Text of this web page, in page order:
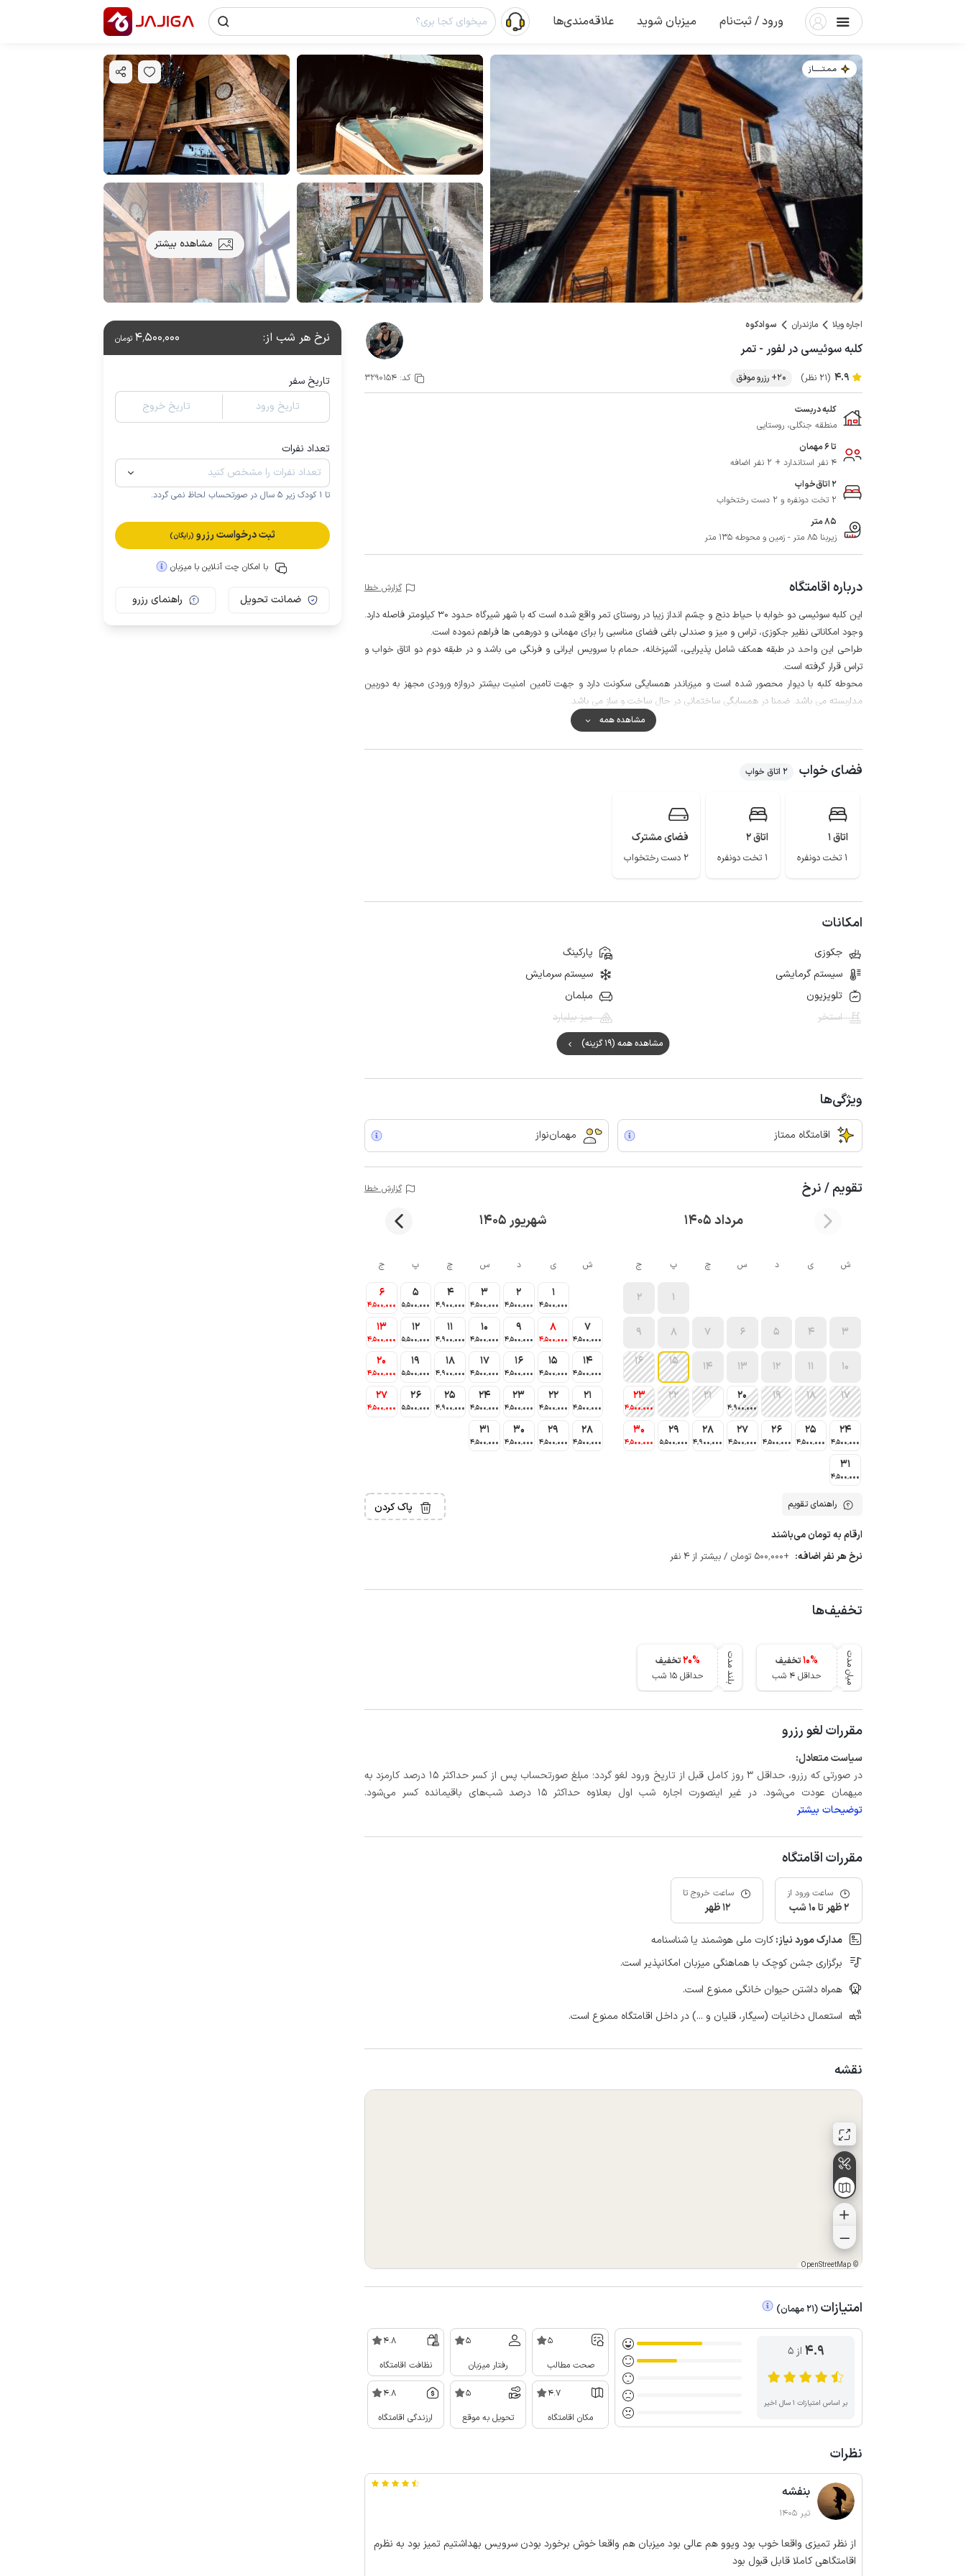
ورود / ثبت‌نام میزبان شوید علاقه‌مندی‌ها
مـمـتــــــاز
مشاهده بیشتر
اجاره ویلا مازندران سوادکوه
کلبه سوئیسی در لفور - تمر
4.9 (21 نظر) 20+ رزرو موفق کد:3290154
کلبه دربست
منطقه جنگلی، روستایی
تا 6 مهمان
4 نفر استاندارد + 2 نفر اضافه
2 اتاق‌خواب
2 تخت دونفره و 2 دست رختخواب
85 متر
زیربنا 85 متر - زمین و محوطه 135 متر
درباره اقامتگاه گزارش خطا
این کلبه سوئیسی دو خوابه با حیاط دنج و چشم انداز زیبا در روستای تمر واقع شده است که با شهر شیرگاه حدود 30 کیلومتر فاصله دارد.
وجود امکاناتی نظیر جکوزی، تراس و میز و صندلی باغی فضای مناسبی را برای مهمانی و دورهمی ها فراهم نموده است.
طراحی این واحد در طبقه همکف شامل پذیرایی، آشپزخانه، حمام با سرویس ایرانی و فرنگی می باشد و در طبقه دوم دو اتاق خواب و
تراس قرار گرفته است.
محوطه کلبه با دیوار محصور شده است و میزباندر همسایگی سکونت دارد و جهت تامین امنیت بیشتر دروازه ورودی مجهز به دوربین
مداربسته می باشد. ضمنا در همسایگی ساختمانی در حال ساخت و ساز می باشد.
لازم به ذکر است آب مورد نیاز این اقامتگاه از طریق چشمه و منبع تامین می شود.
کیلومتر ممکن است.
پوشش شبکه تلفن همراه برای دو اپراتور ایرانسل و همراه اول در مکالمه خوب و دسترسی به اینترنت به صورت 4g می باشد.
مشاهده همه
فضای خواب 2 اتاق خواب
اتاق 1
1 تخت دونفره
اتاق 2
1 تخت دونفره
فضای مشترک
2 دست رختخواب
امکانات
جکوزی
پارکینگ
سیستم گرمایشی
سیستم سرمایش
تلویزیون
مبلمان
استخر
میز بیلیارد
مشاهده همه (19 گزینه)
ویژگی‌ها
اقامتگاه ممتاز مهمان‌نواز
تقویم / نرخ گزارش خطا
مرداد 1405 شهریور 1405
ش ی د س چ پ ج
1
2
3
4
5
6
7
8
9
10
11
12
13
14
15
16
17
18
19
20
4٬900٬000
21
22
23
4٬500٬000
24
4٬500٬000
25
4٬500٬000
26
4٬500٬000
27
4٬500٬000
28
4٬900٬000
29
5٬500٬000
30
4٬500٬000
31
4٬500٬000
ش ی د س چ پ ج
1
4٬500٬000
2
4٬500٬000
3
4٬500٬000
4
4٬900٬000
5
5٬500٬000
6
4٬500٬000
7
4٬500٬000
8
4٬500٬000
9
4٬500٬000
10
4٬500٬000
11
4٬900٬000
12
5٬500٬000
13
4٬500٬000
14
4٬500٬000
15
4٬500٬000
16
4٬500٬000
17
4٬500٬000
18
4٬900٬000
19
5٬500٬000
20
4٬500٬000
21
4٬500٬000
22
4٬500٬000
23
4٬500٬000
24
4٬500٬000
25
4٬900٬000
26
5٬500٬000
27
4٬500٬000
28
4٬500٬000
29
4٬500٬000
30
4٬500٬000
31
4٬500٬000
راهنمای تقویم پاک کردن
ارقام به تومان می‌باشند
نرخ هر نفر اضافه: +500٬000 تومان / بیشتر از 4 نفر
تخفیف‌ها
میان مدت 10%
تخفیف
حداقل 4 شب
بلند مدت 20%
تخفیف
حداقل 15 شب
مقررات لغو رزرو
سیاست متعادل:
در صورتی که رزرو، حداقل 3 روز کامل قبل از تاریخ ورود لغو گردد؛ مبلغ صورتحساب پس از کسر حداکثر 15 درصد کارمزد به
میهمان عودت می‌شود. در غیر اینصورت اجاره شب اول بعلاوه حداکثر 15 درصد شب‌های باقیمانده کسر می‌شود.
توضیحات بیشتر
مقررات اقامتگاه
ساعت ورود از
2 ظهر تا 10 شب
ساعت خروج تا
12 ظهر
مدارک مورد نیاز:کارت ملی هوشمند یا شناسنامه
برگزاری جشن کوچک با هماهنگی میزبان امکانپذیر است.
همراه داشتن حیوان خانگی ممنوع است.
استعمال دخانیات (سیگار، قلیان و ...) در داخل اقامتگاه ممنوع است.
نقشه
©
OpenStreetMap
امتیازات (
21مهمان)
4.9 از ۵
بر اساس امتیازات ۱ سال اخیر
5
صحت مطالب
5
رفتار میزبان
4.8
نظافت اقامتگاه
4.7
مکان اقامتگاه
5
تحویل به موقع
4.8
ارزندگی اقامتگاه
نظرات
بنفشه
تیر 1405
از نظر تمیزی واقعا خوب بود ویوو هم عالی بود میزبان هم واقعا خوش برخورد بودن سرویس بهداشتیم تمیز بود به نظرم
اقامتگاهی کاملا قابل قبول بود
نرخ هر شب از: 4٬500٬000 تومان
تاریخ سفر
تاریخ ورود
تاریخ خروج
تعداد نفرات
تا 1 کودک زیر 5 سال در صورتحساب لحاظ نمی گردد.
ثبت درخواست رزرو (رایگان)
با امکان چت آنلاین با میزبان
ضمانت تحویل راهنمای رزرو